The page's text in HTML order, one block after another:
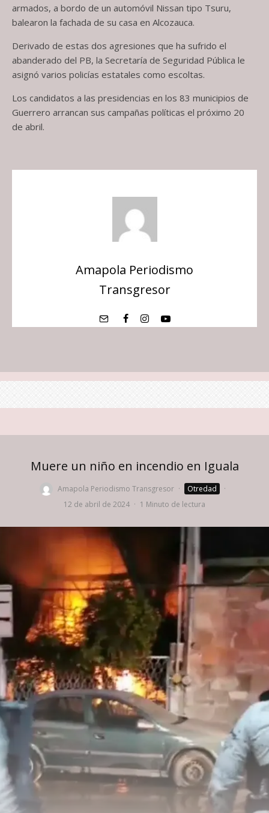
armados, a bordo de un automóvil Nissan tipo Tsuru,
balearon la fachada de su casa en Alcozauca.
Derivado de estas dos agresiones que ha sufrido el
abanderado del PB, la Secretaría de Seguridad Pública le
asignó varios policías estatales como escoltas.
Los candidatos a las presidencias en los 83 municipios de
Guerrero arrancan sus campañas políticas el próximo 20
de abril.
Amapola Periodismo
Transgresor
Muere un niño en incendio en Iguala
Amapola Periodismo Transgresor · Otredad
·
12 de abril de 2024 · 1 Minuto de lectura